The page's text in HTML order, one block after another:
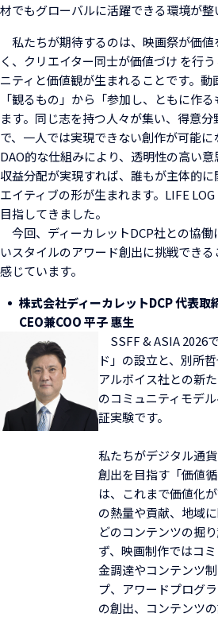
材でもグローバルに活躍できる環境が整
私たちが期待するのは、映画祭が価値
く、クリエイター同士が価値づけ を行
ニティと価値観が生まれることです。動
「観るもの」から「参加し、ともに作
ます。同じ志を持つ人々が集い、得意分
で、一人では実現できない創作が可能に
DAO的な仕組みにより、透明性の高い意
収益分配が実現すれば、誰もが主体的に
エイティブの形が生まれます。LIFE
目指してきました。
今回、ディーカレットDCP社との協働
いスタイルのアワード創出に挑戦できる
感じています。
株式会社ディーカレットDCP 代表取
CEO兼COO 平子 惠生
SSFF & ASIA 2026
ド」の設立と、別所
アルボイス社との新
のコミュニティモデ
証実験です。
私たちがデジタル通貨
創出を目指す「価値
は、これまで価値化
の熱量や貢献、地域
どのコンテンツの掘
ず、映画制作ではコ
金調達やコンテンツ
プ、アワードプログ
の創出、コンテンツ